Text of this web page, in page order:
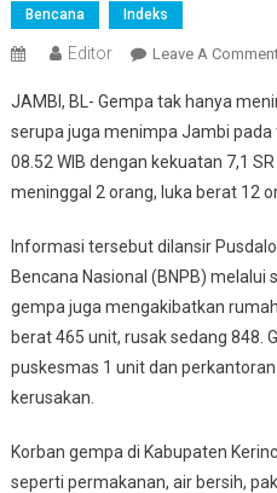
Bencana Indeks
Editor Leave A
JAMBI, BL- Gempa tak hanya
serupa juga menimpa Jambi
08.52 WIB dengan kekuatan 7,1
meninggal 2 orang, luka berat 12
Informasi tersebut dilansir
Bencana Nasional (BNPB) melalui
gempa juga mengakibatkan
berat 465 unit, rusak sedang 848.
puskesmas 1 unit dan
kerusakan.
Korban gempa di Kabupaten
seperti permakanan, air bersih,